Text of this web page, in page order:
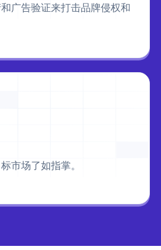
广告验证来打击品牌侵权和
市场了如指掌。